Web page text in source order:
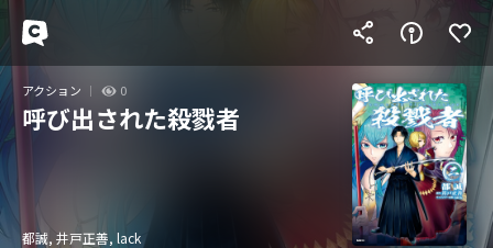
アクション 0
呼び出された殺戮者
都誠, 井戸正善, lack